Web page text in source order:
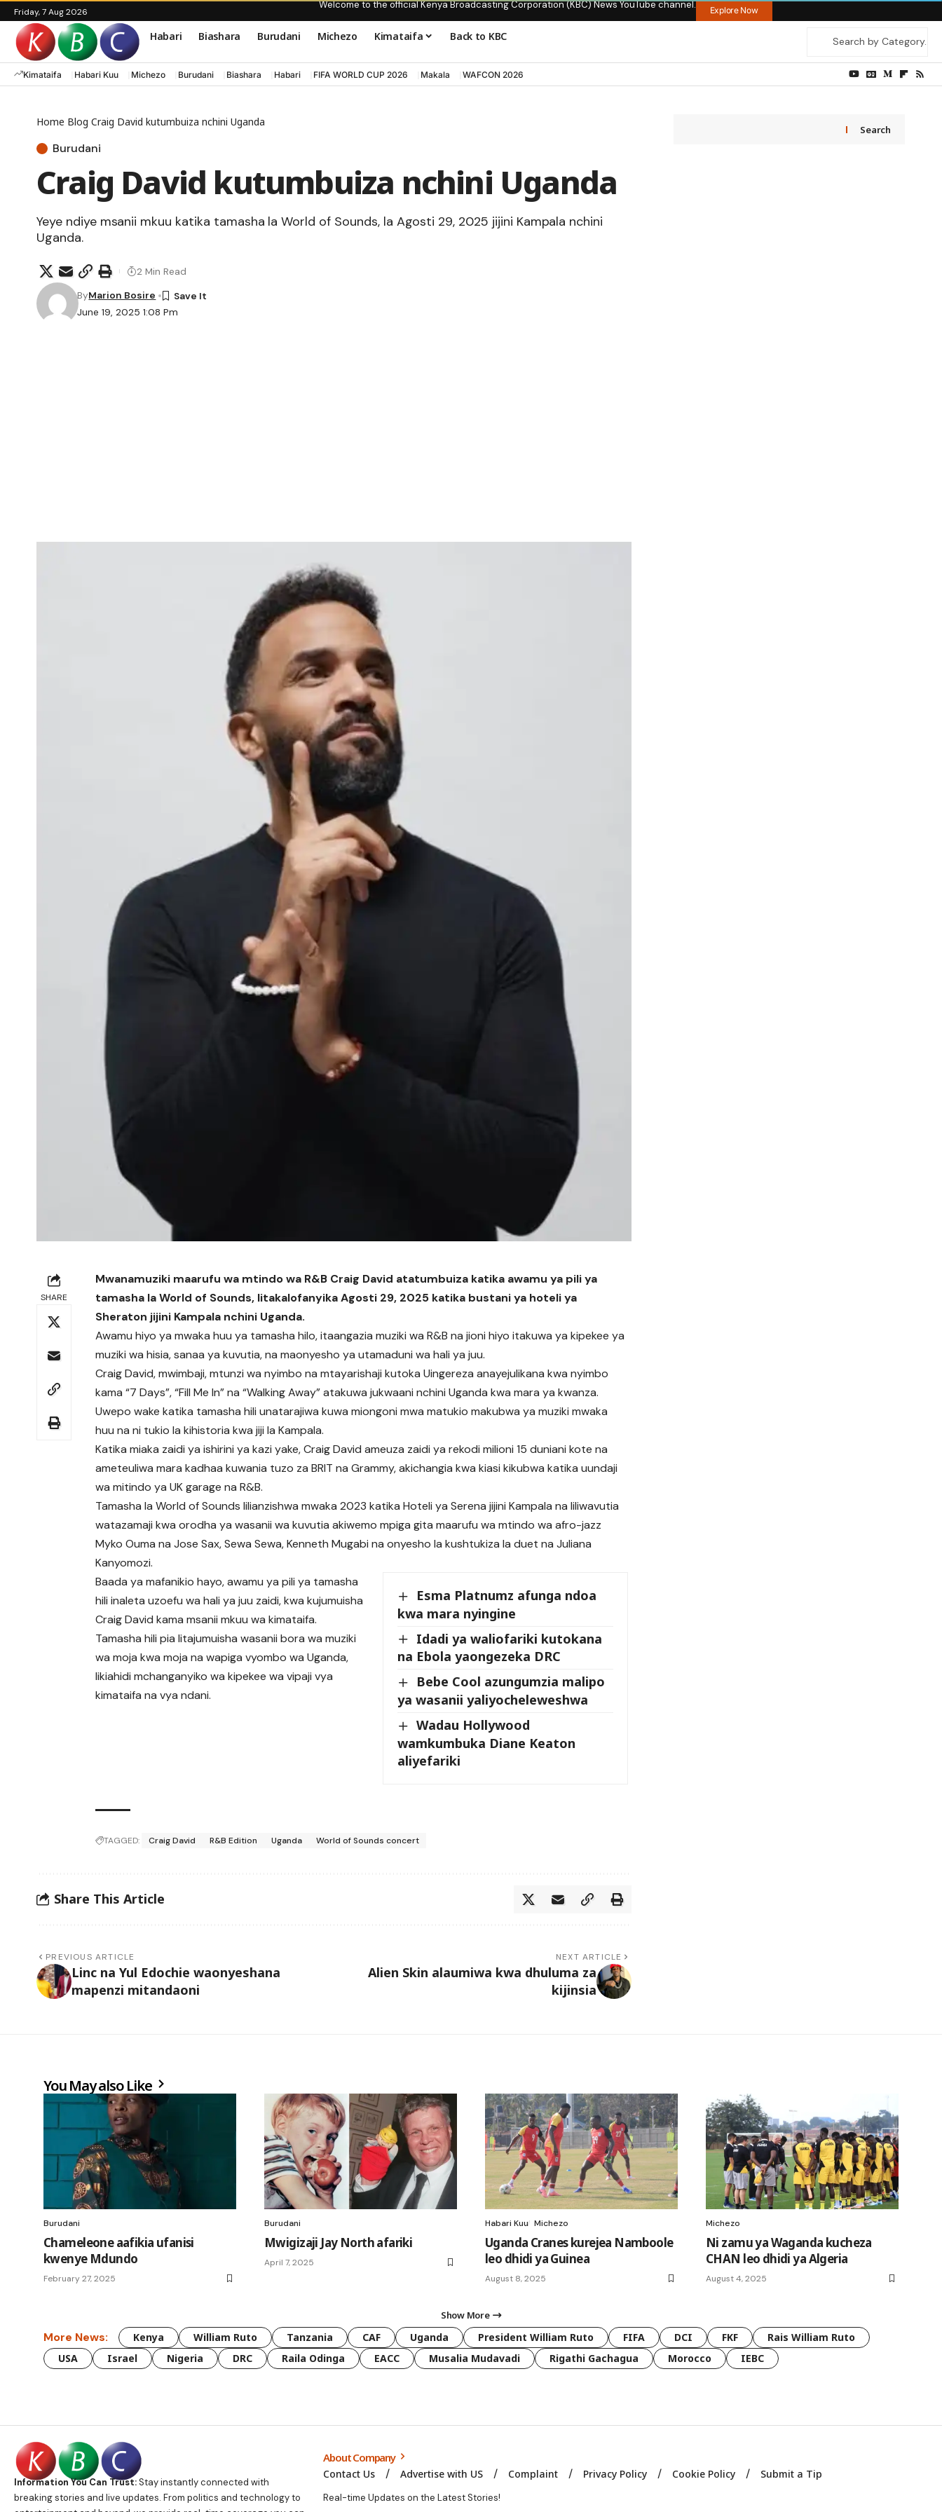
Friday, 7 Aug 2026
Welcome to the official Kenya Broadcasting Corporation (KBC) News YouTube channel. Explore Now
Habari Biashara Burudani Michezo Kimataifa Back to KBC
Kimataifa Habari Kuu Michezo Burudani Biashara Habari FIFA WORLD CUP 2026 Makala WAFCON 2026
Home Blog Craig David kutumbuiza nchini Uganda
Burudani
Craig David kutumbuiza nchini Uganda
Yeye ndiye msanii mkuu katika tamasha la World of Sounds, la Agosti 29, 2025 jijini Kampala nchini
Uganda.
June 19, 2025 1:08 Pm
ByMarion Bosire
2 Min Read
SHARE
Mwanamuziki maarufu wa mtindo wa R&B Craig David atatumbuiza katika awamu ya pili ya
tamasha la World of Sounds, litakalofanyika Agosti 29, 2025 katika bustani ya hoteli ya
Sheraton jijini Kampala nchini Uganda.
Awamu hiyo ya mwaka huu ya tamasha hilo, itaangazia muziki wa R&B na jioni hiyo itakuwa ya kipekee ya
muziki wa hisia, sanaa ya kuvutia, na maonyesho ya utamaduni wa hali ya juu.
Craig David, mwimbaji, mtunzi wa nyimbo na mtayarishaji kutoka Uingereza anayejulikana kwa nyimbo
kama “7 Days”, “Fill Me In” na “Walking Away” atakuwa jukwaani nchini Uganda kwa mara ya kwanza.
Uwepo wake katika tamasha hili unatarajiwa kuwa miongoni mwa matukio makubwa ya muziki mwaka
huu na ni tukio la kihistoria kwa jiji la Kampala.
Katika miaka zaidi ya ishirini ya kazi yake, Craig David ameuza zaidi ya rekodi milioni 15 duniani kote na
ameteuliwa mara kadhaa kuwania tuzo za BRIT na Grammy, akichangia kwa kiasi kikubwa katika uundaji
wa mitindo ya UK garage na R&B.
Tamasha la World of Sounds lilianzishwa mwaka 2023 katika Hoteli ya Serena jijini Kampala na liliwavutia
watazamaji kwa orodha ya wasanii wa kuvutia akiwemo mpiga gita maarufu wa mtindo wa afro-jazz
Myko Ouma na Jose Sax, Sewa Sewa, Kenneth Mugabi na onyesho la kushtukiza la duet na Juliana
Kanyomozi.
Esma Platnumz afunga ndoa
kwa mara nyingine
Idadi ya waliofariki kutokana
na Ebola yaongezeka DRC
Bebe Cool azungumzia malipo
ya wasanii yaliyocheleweshwa
Wadau Hollywood
wamkumbuka Diane Keaton
aliyefariki
Baada ya mafanikio hayo, awamu ya pili ya tamasha
hili inaleta uzoefu wa hali ya juu zaidi, kwa kujumuisha
Craig David kama msanii mkuu wa kimataifa.
Tamasha hili pia litajumuisha wasanii bora wa muziki
wa moja kwa moja na wapiga vyombo wa Uganda,
likiahidi mchanganyiko wa kipekee wa vipaji vya
kimataifa na vya ndani.
TAGGED: Craig David R&B Edition Uganda World of Sounds concert
Share This Article
PREVIOUS ARTICLE
Linc na Yul Edochie waonyeshana
mapenzi mitandaoni
NEXT ARTICLE
Alien Skin alaumiwa kwa dhuluma za
kijinsia
Search
You May also Like
Burudani
Chameleone aafikia ufanisi
kwenye Mdundo
February 27, 2025
Burudani
Mwigizaji Jay North afariki
April 7, 2025
Habari Kuu Michezo
Uganda Cranes kurejea Namboole
leo dhidi ya Guinea
August 8, 2025
Michezo
Ni zamu ya Waganda kucheza
CHAN leo dhidi ya Algeria
August 4, 2025
Show More
More News: Kenya William Ruto Tanzania CAF Uganda President William Ruto FIFA DCI FKF
Rais William Ruto
USA
Israel Nigeria DRC Raila Odinga EACC Musalia Mudavadi Rigathi Gachagua Morocco IEBC
Information You Can Trust:Stay instantly connected with
breaking stories and live updates. From politics and technology to
About Company
Contact Us Advertise with US Complaint Privacy Policy Cookie Policy Submit a Tip
Real-time Updates on the Latest Stories!